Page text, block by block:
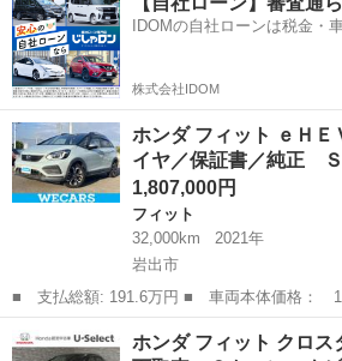
ＥＴＣ／ＥＢＤ付Ａ
ＢＳ／横滑り防止装
置／アイドリングス
トップ （検10.1）
キーフリー Ｐセン
サー ＬＥＤヘッド
減装置 Ｒカメ
IDOMの自社ローンは税金・
株式会社IDOM
ホンダ フィット ｅＨ
イヤ／保証書／純正
1,807,000円
フィット
32,000km
2021年
岩出市
■ 支払総額: 191.6万円 ■ 車両本体価格： 1,807,000 円 ■ メーカ
ー名： ホンダ ■ 車種名： フィット ■ グ
クロスター 新品タイヤ／保証書／純正 ＳＤ
和歌山 フィット
ホンダ フィット クロ